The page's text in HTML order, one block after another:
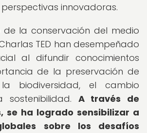
innovadoras.
de la conservación del medio
TED han desempeñado
al difundir conocimientos
de la preservación de
la biodiversidad, el cambio
A través de
se ha logrado sensibilizar a
sobre los desafíos